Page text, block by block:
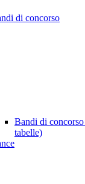
di concorso
Bandi di
tabelle)